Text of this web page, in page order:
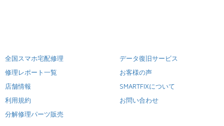
全国スマホ宅配修理
データ復旧サービス
修理レポート一覧
お客様の声
店舗情報
SMARTFIXについて
利用規約
お問い合わせ
分解修理パーツ販売